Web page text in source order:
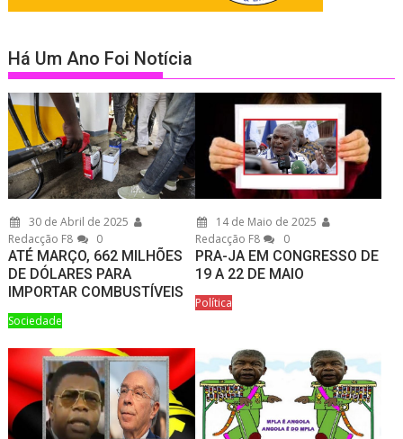
Há Um Ano Foi Notícia
30 de Abril de 2025
Redacção F8
0
ATÉ MARÇO, 662 MILHÕES
DE DÓLARES PARA
IMPORTAR COMBUSTÍVEIS
Sociedade
14 de Maio de 2025
Redacção F8
0
PRA-JA EM CONGRESSO DE
19 A 22 DE MAIO
Política